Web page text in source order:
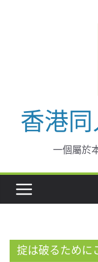
香港
一個屬於
掟は破るために